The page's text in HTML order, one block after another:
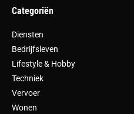
Categoriën
Diensten
Bedrijfsleven
Lifestyle & Hobby
Techniek
Vervoer
Wonen